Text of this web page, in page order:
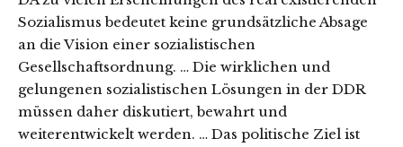
Sozialismus bedeutet keine grundsätzliche Absage
an die Vision einer sozialistischen
Gesellschaftsordnung. … Die wirklichen und
gelungenen sozialistischen Lösungen in der DDR
müssen daher diskutiert, bewahrt und
weiterentwickelt werden. … Das politische Ziel ist